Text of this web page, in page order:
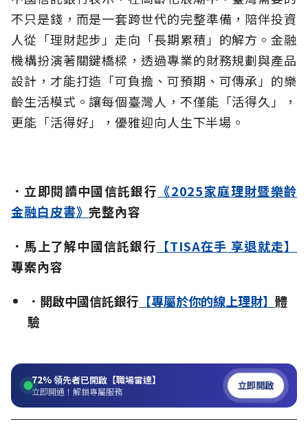
不只是錢，而是一套跨世代的完整準備，陪伴投資
人從「理財起步」走向「長期累積」的解方。金融
機構扮演著關鍵橋樑，透過專業的財務規劃與產品
設計，才能打造「可負擔、可預期、可傳承」的樂
齡生活模式。讓每個臺灣人，不僅能「活得久」，
更能「活得好」，優雅迎向人生下半場。
．立即閱讀中國信託銀行 《2025家庭理財暨樂齡
金融白皮書》 完整內容
． 馬上了解中國信託銀行 【TISA在手 享退就走】
專案內容
． 開啟中國信託銀行 【專屬於你的線上理財】 體
驗
72%領先者已開啟【職場雷達】
立即開通！解鎖專屬服務 立即開啟